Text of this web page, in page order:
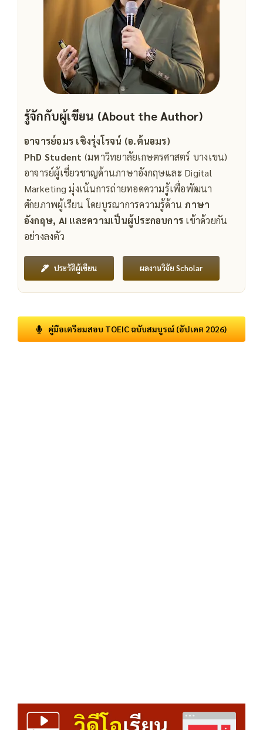
รู้จักกับผู้เขียน (About the Author)
อาจารย์อมร เชิงรุ่งโรจน์ (อ.ต้นอมร)
PhD Student (มหาวิทยาลัยเกษตรศาสตร์ บางเขน)
อาจารย์ผู้เชี่ยวชาญด้านภาษาอังกฤษและ Digital
Marketing มุ่งเน้นการถ่ายทอดความรู้เพื่อพัฒนา
ศักยภาพผู้เรียน โดยบูรณาการความรู้ด้าน ภาษา
อังกฤษ, AI และความเป็นผู้ประกอบการ เข้าด้วยกัน
อย่างลงตัว
ประวัติผู้เขียน ผลงานวิจัย Scholar
คู่มือเตรียมสอบ TOEIC ฉบับสมบูรณ์ (อัปเดต 2026)